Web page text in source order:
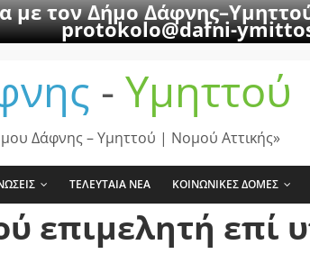
με τον Δήμο
protokolo@dafni-
- Υμηττού
Δάφνης – Υμηττού | Νομού Αττικής»
ΤΕΛΕΥΤΑΙΑ ΝΕΑ ΚΟΙΝΩΝΙΚΕΣ ΔΟΜΕΣ
επιμελητή